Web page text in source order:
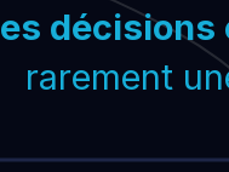
rarement